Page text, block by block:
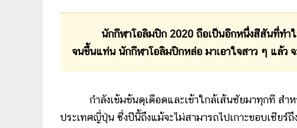
นักกีฬาโอลิมปิก 2020 ถือเป็นอีกหนึ่งสีสันที่ทำให้
จนขึ้นแท่น นักกีฬาโอลิมปิกหล่่อ มาเอาใจสาว ๆ แล้ว
กำลังเข้มข้นดุเดือดและเข้าใกล้เส้นชัยมาทุกที สำห
ประเทศญี่ปุ่น ซี่งปีนี้ถึงแม้จะไม่สามารถไปเกาะขอบเชียร์